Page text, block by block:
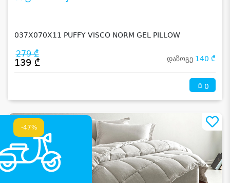
037X070X11 PUFFY VISCO NORM GEL PILLOW
279 ₾
139 ₾ დაზოგე 140 ₾
0
-47%